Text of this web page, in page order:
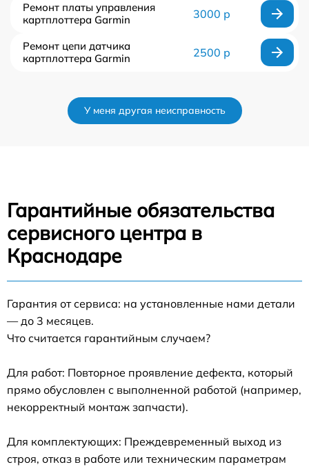
Ремонт платы управления
картплоттера Garmin
3000 р
Ремонт цепи датчика
картплоттера Garmin
2500 р
У меня другая неисправность
Гарантийные обязательства
сервисного центра в
Краснодаре
Гарантия от сервиса: на установленные нами детали
— до 3 месяцев.
Что считается гарантийным случаем?
Для работ: Повторное проявление дефекта, который
прямо обусловлен с выполненной работой (например,
некорректный монтаж запчасти).
Для комплектующих: Преждевременный выход из
строя, отказ в работе или техническим параметрам